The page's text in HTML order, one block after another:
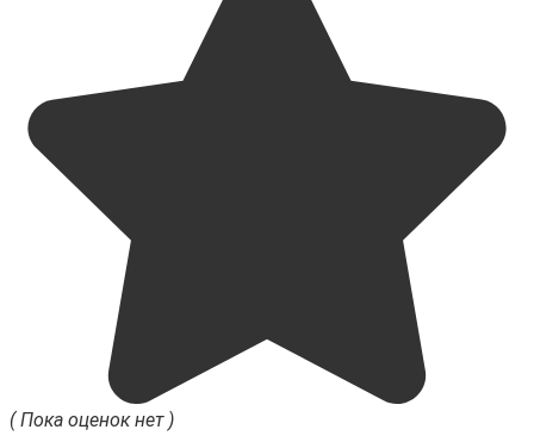
( Пока оценок нет )